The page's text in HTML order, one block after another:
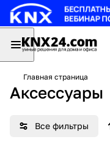
Главная страница
Аксессуары
Все фильтры